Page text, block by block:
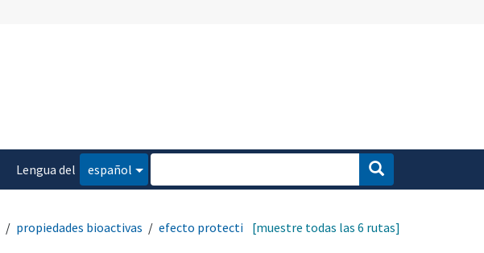
Lengua del
español
propiedades bioactivas
efecto protectivo[muestre todas las 6 rutas]